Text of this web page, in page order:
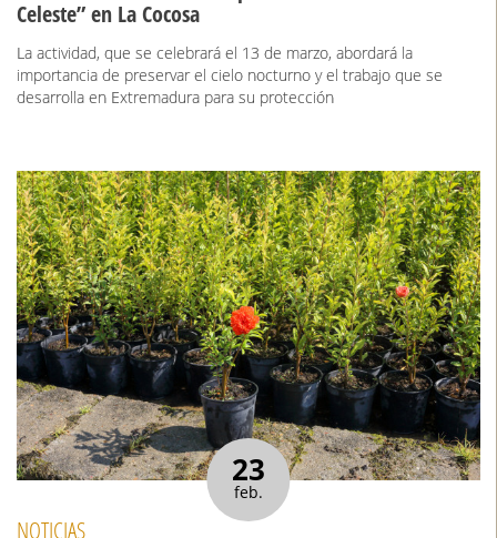
Celeste” en La Cocosa
La actividad, que se celebrará el 13 de marzo, abordará la
importancia de preservar el cielo nocturno y el trabajo que se
desarrolla en Extremadura para su protección
23
feb.
NOTICIAS